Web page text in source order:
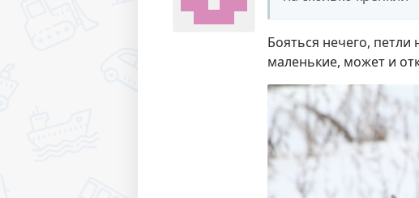
Бояться нечего,
маленькие, может и